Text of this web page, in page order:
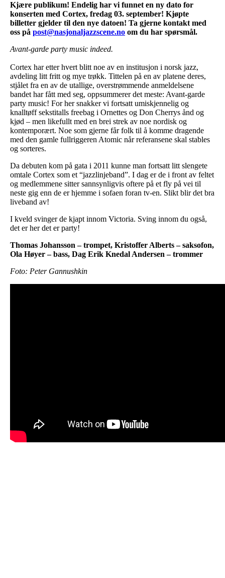
Kjære publikum! Endelig har vi funnet en ny dato for
konserten med Cortex, fredag 03. september! Kjøpte
billetter gjelder til den nye datoen! Ta gjerne kontakt med
oss på post@nasjonaljazzscene.no om du har spørsmål.
Avant-garde party music indeed.
Cortex har etter hvert blitt noe av en institusjon i norsk jazz,
avdeling litt fritt og mye trøkk. Tittelen på en av platene deres,
stjålet fra en av de utallige, overstrømmende anmeldelsene
bandet har fått med seg, oppsummerer det meste: Avant-garde
party music! For her snakker vi fortsatt umiskjennelig og
knalltøff sekstitalls freebag i Ornettes og Don Cherrys ånd og
kjød – men likefullt med en brei strek av noe nordisk og
kontemporært. Noe som gjerne får folk til å komme dragende
med den gamle fullriggeren Atomic når referansene skal stables
og sorteres.
Da debuten kom på gata i 2011 kunne man fortsatt litt slengete
omtale Cortex som et “jazzlinjeband”. I dag er de i front av feltet
og medlemmene sitter sannsynligvis oftere på et fly på vei til
neste gig enn de er hjemme i sofaen foran tv-en. Slikt blir det bra
liveband av!
I kveld svinger de kjapt innom Victoria. Sving innom du også,
det er her det er party!
Thomas Johansson – trompet, Kristoffer Alberts – saksofon,
Ola Høyer – bass, Dag Erik Knedal Andersen – trommer
Foto: Peter Gannushkin